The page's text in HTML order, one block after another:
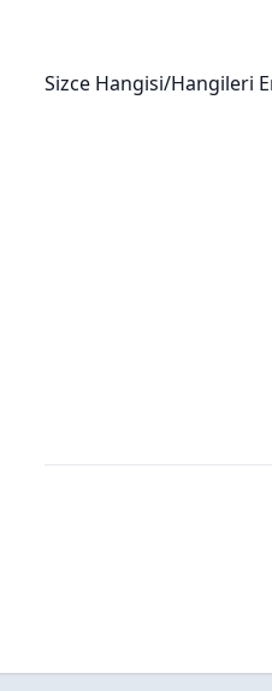
Sizce Hangisi/Hangileri